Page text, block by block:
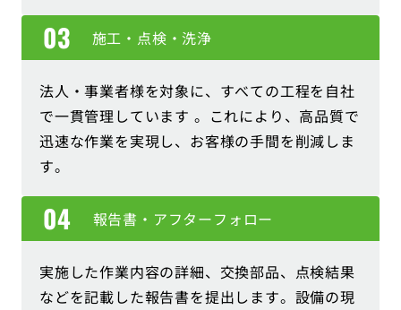
施工・点検・洗浄
法人・事業者様を対象に、すべての工程を自社
で一貫管理しています 。これにより、高品質で
迅速な作業を実現し、お客様の手間を削減しま
す。
報告書・アフターフォロー
実施した作業内容の詳細、交換部品、点検結果
などを記載した報告書を提出します。設備の現